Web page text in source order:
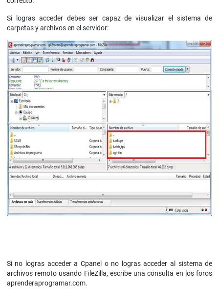
Si logras acceder debes ser capaz de visualizar el sistema de
carpetas y archivos en el servidor:
Si no logras acceder a Cpanel o no logras acceder al sistema de
archivos remoto usando FileZilla, escribe una consulta en los foros
aprenderaprogramar.com.